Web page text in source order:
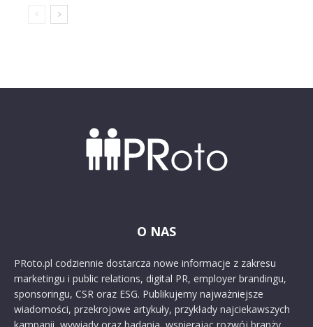
O NAS
PRoto.pl codziennie dostarcza nowe informacje z zakresu
marketingu i public relations, digital PR, employer brandingu,
sponsoringu, CSR oraz ESG. Publikujemy najważniejsze
wiadomości, przekrojowe artykuły, przykłady najciekawszych